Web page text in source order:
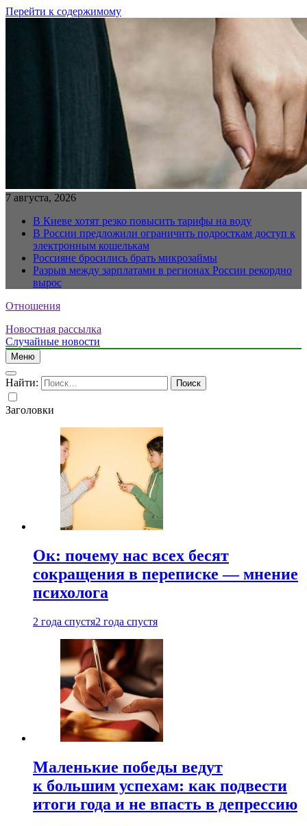
Перейти к содержимому
7 августа, 2026
В Киеве хотят резко повысить тарифы на воду
В России предложили ограничить подросткам доступ к
электронным кошелькам
Россияне бросились брать микрозаймы
Разрыв между зарплатами в регионах России рекордно
вырос
Отношения
Новостная рассылка
Случайные новости
Меню
Найти:
Заголовки
Ок: почему нас всех бесят
сокращения в переписке — мнение
психолога
2 года спустя2 года спустя
Маленькие победы ведут
к большим успехам: как подвести
итоги года и не впасть в депрессию